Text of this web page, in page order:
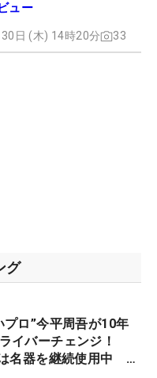
ュー
日 (木) 14時20分 33
グ
プロ”今平周吾が10年
イバーチェンジ！
名器を継続使用中 #